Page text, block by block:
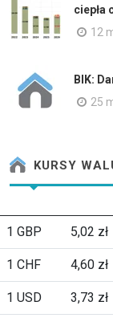
ciepła
12
BIK:
25
KURSY
1 GBP 5,02 zł
1 CHF 4,60 zł
1 USD 3,73 zł